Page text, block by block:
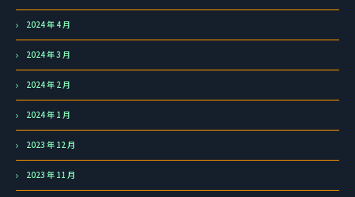
2024 年 4 月
2024 年 3 月
2024 年 2 月
2024 年 1 月
2023 年 12 月
2023 年 11 月